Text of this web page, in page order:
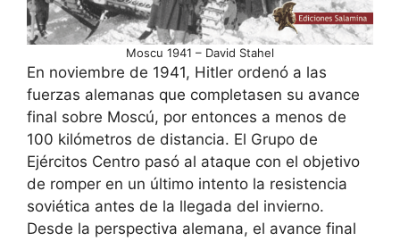
Moscu 1941 – David Stahel
En noviembre de 1941, Hitler ordenó a las
fuerzas alemanas que completasen su avance
final sobre Moscú, por entonces a menos de
100 kilómetros de distancia. El Grupo de
Ejércitos Centro pasó al ataque con el objetivo
de romper en un último intento la resistencia
soviética antes de la llegada del invierno.
Desde la perspectiva alemana, el avance final